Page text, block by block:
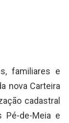
familiares e
nova Carteira
cadastral
Pé-de-Meia e